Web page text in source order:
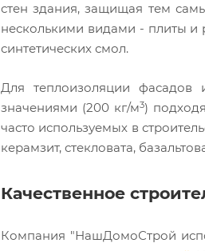
стен здания, защищая тем
несколькими видами - плиты и
синтетических смол.
Для теплоизоляции фасадов
значениями (200 кг/м3)
часто используемых в
керамзит, стекловата,
Качественное
Компания "НашДомоСтрой